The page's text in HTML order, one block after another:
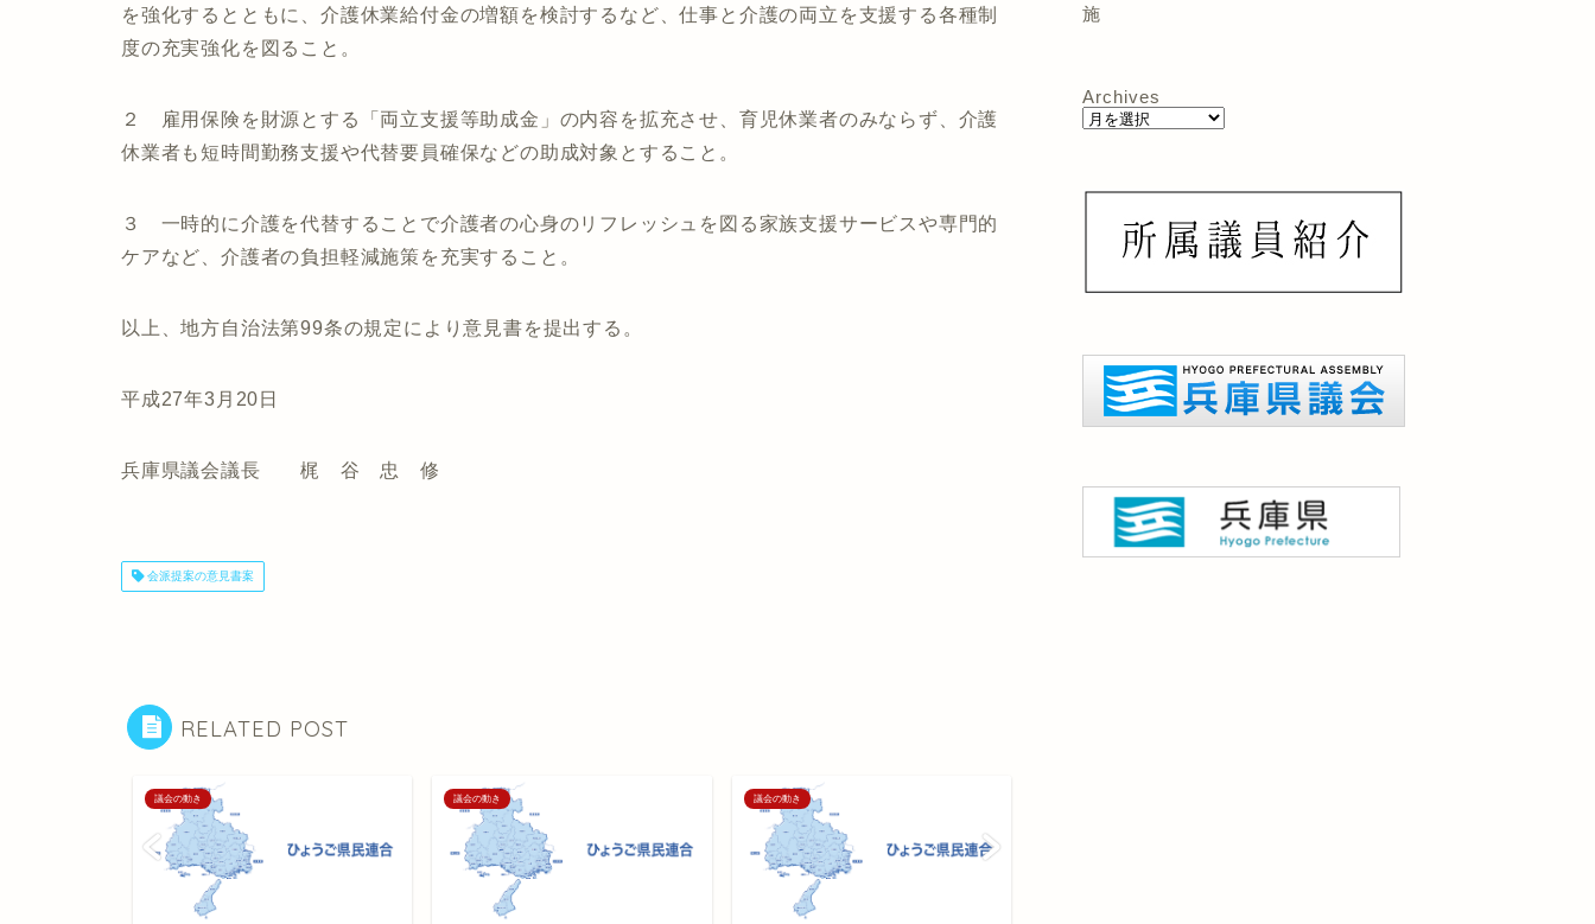
を強化するとともに、介護休業給付金の増額を検討するなど、仕事と介護の両立を支援する各種制
度の充実強化を図ること。
２ 雇用保険を財源とする「両立支援等助成金」の内容を拡充させ、育児休業者のみならず、介護
休業者も短時間勤務支援や代替要員確保などの助成対象とすること。
３ 一時的に介護を代替することで介護者の心身のリフレッシュを図る家族支援サービスや専門的
ケアなど、介護者の負担軽減施策を充実すること。
以上、地方自治法第99条の規定により意見書を提出する。
平成27年3月20日
兵庫県議会議長 梶 谷 忠 修
会派提案の意見書案
RELATED POST
議会の動き 議会の動き 議会の動き
施
Archives